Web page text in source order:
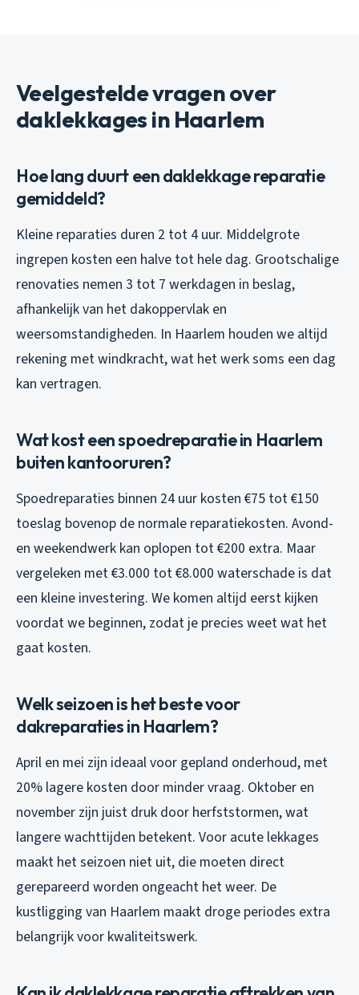
Veelgestelde vragen over
daklekkages in Haarlem
Hoe lang duurt een daklekkage reparatie
gemiddeld?
Kleine reparaties duren 2 tot 4 uur. Middelgrote
ingrepen kosten een halve tot hele dag. Grootschalige
renovaties nemen 3 tot 7 werkdagen in beslag,
afhankelijk van het dakoppervlak en
weersomstandigheden. In Haarlem houden we altijd
rekening met windkracht, wat het werk soms een dag
kan vertragen.
Wat kost een spoedreparatie in Haarlem
buiten kantooruren?
Spoedreparaties binnen 24 uur kosten €75 tot €150
toeslag bovenop de normale reparatiekosten. Avond-
en weekendwerk kan oplopen tot €200 extra. Maar
vergeleken met €3.000 tot €8.000 waterschade is dat
een kleine investering. We komen altijd eerst kijken
voordat we beginnen, zodat je precies weet wat het
gaat kosten.
Welk seizoen is het beste voor
dakreparaties in Haarlem?
April en mei zijn ideaal voor gepland onderhoud, met
20% lagere kosten door minder vraag. Oktober en
november zijn juist druk door herfststormen, wat
langere wachttijden betekent. Voor acute lekkages
maakt het seizoen niet uit, die moeten direct
gerepareerd worden ongeacht het weer. De
kustligging van Haarlem maakt droge periodes extra
belangrijk voor kwaliteitswerk.